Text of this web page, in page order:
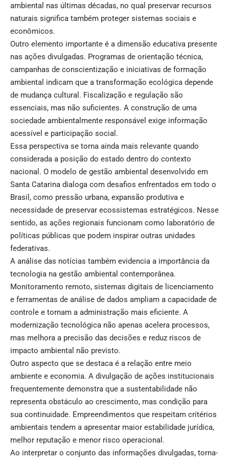
ambiental nas últimas décadas, no qual preservar recursos
naturais significa também proteger sistemas sociais e
econômicos.
Outro elemento importante é a dimensão educativa presente
nas ações divulgadas. Programas de orientação técnica,
campanhas de conscientização e iniciativas de formação
ambiental indicam que a transformação ecológica depende
de mudança cultural. Fiscalização e regulação são
essenciais, mas não suficientes. A construção de uma
sociedade ambientalmente responsável exige informação
acessível e participação social.
Essa perspectiva se torna ainda mais relevante quando
considerada a posição do estado dentro do contexto
nacional. O modelo de gestão ambiental desenvolvido em
Santa Catarina dialoga com desafios enfrentados em todo o
Brasil, como pressão urbana, expansão produtiva e
necessidade de preservar ecossistemas estratégicos. Nesse
sentido, as ações regionais funcionam como laboratório de
políticas públicas que podem inspirar outras unidades
federativas.
A análise das notícias também evidencia a importância da
tecnologia na gestão ambiental contemporânea.
Monitoramento remoto, sistemas digitais de licenciamento
e ferramentas de análise de dados ampliam a capacidade de
controle e tornam a administração mais eficiente. A
modernização tecnológica não apenas acelera processos,
mas melhora a precisão das decisões e reduz riscos de
impacto ambiental não previsto.
Outro aspecto que se destaca é a relação entre meio
ambiente e economia. A divulgação de ações institucionais
frequentemente demonstra que a sustentabilidade não
representa obstáculo ao crescimento, mas condição para
sua continuidade. Empreendimentos que respeitam critérios
ambientais tendem a apresentar maior estabilidade jurídica,
melhor reputação e menor risco operacional.
Ao interpretar o conjunto das informações divulgadas, torna-